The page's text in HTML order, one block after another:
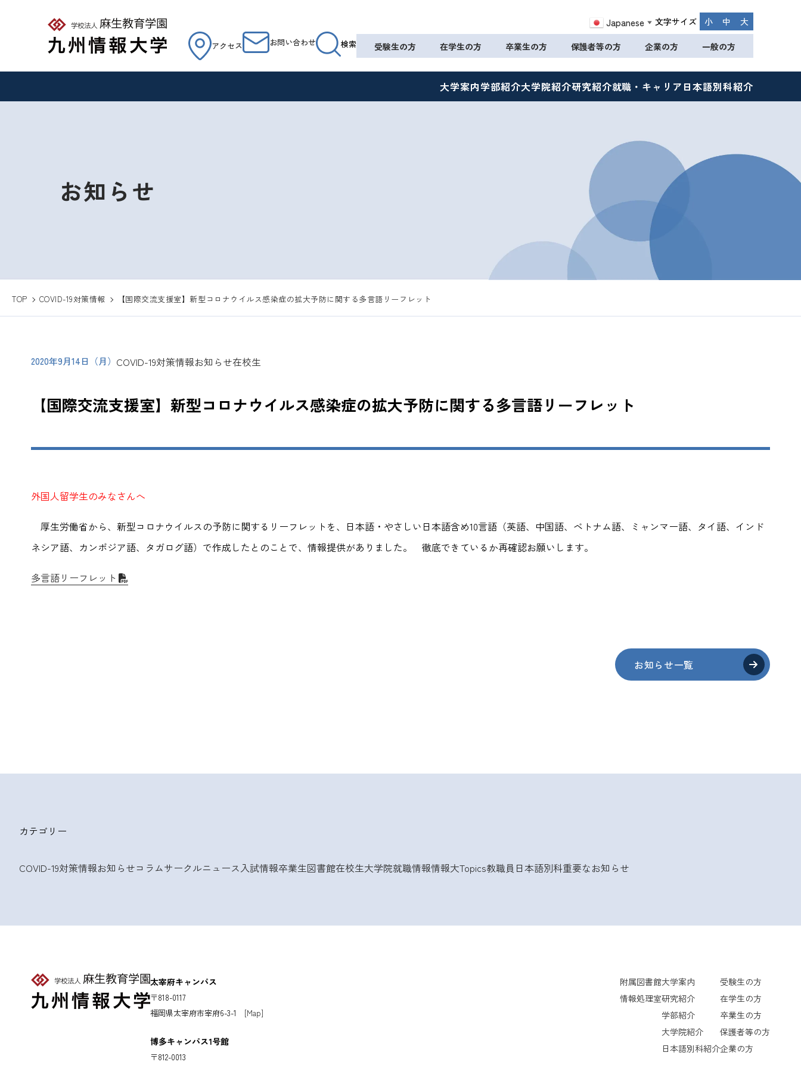
Japanese ▼ 文字サイズ 小 中 大
アクセス お問い合わせ 検索 受験生の方 在学生の方 卒業生の方 保護者等の方 企業の方 一般の方
大学案内学部紹介大学院紹介研究紹介就職・キャリア 日本語別科紹介
お知らせ
TOP COVID-19対策情報 【国際交流支援室】新型コロナウイルス感染症の拡大予防に関する多言語リーフレット
2020年9月14日（月） COVID-19対策情報お知らせ在校生
【国際交流支援室】新型コロナウイルス感染症の拡大予防に関する多言語リーフレット
外国人留学生のみなさんへ
厚生労働省から、新型コロナウイルスの予防に関するリーフレットを、日本語・やさしい日本語含め10言語（英語、中国語、ベトナム語、ミャンマー語、タイ語、インド
ネシア語、カンボジア語、タガログ語）で作成したとのことで、情報提供がありました。 徹底できているか再確認お願いします。
多言語リーフレット
お知らせ一覧
カテゴリー
COVID-19対策情報お知らせコラムサークルニュース入試情報卒業生図書館在校生大学院就職情報情報大Topics教職員 日本語別科重要なお知らせ
太宰府キャンパス
〒818-0117
福岡県太宰府市宰府6-3-1 [Map]
博多キャンパス1号館
〒812-0013
附属図書館
情報処理室
大学案内
研究紹介
学部紹介
大学院紹介
日本語別科紹介
受験生の方
在学生の方
卒業生の方
保護者等の方
企業の方